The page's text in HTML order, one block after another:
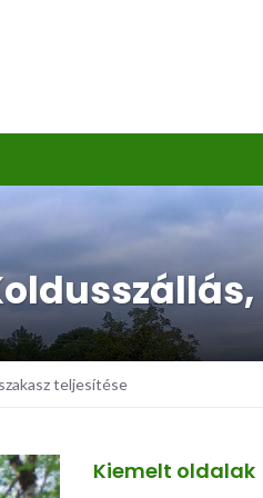
teljesítése
Kiemelt oldalak